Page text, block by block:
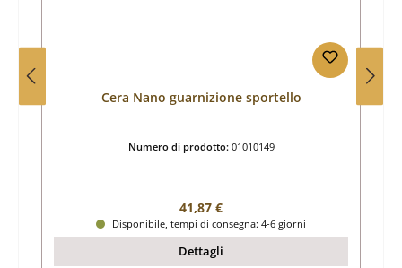
Cera Nano guarnizione sportello
Numero di prodotto: 01010149
Prezzo normale:
41,87 €
Disponibile, tempi di consegna: 4-6 giorni
Dettagli